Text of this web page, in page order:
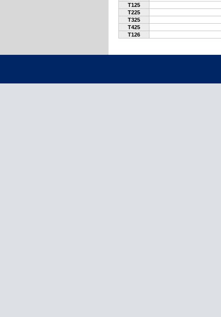
T125
T225
T325
T425
T126